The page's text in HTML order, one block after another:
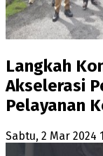
Langkah
Akselerasi
Pelayanan
Sabtu, 2 Mar 2024